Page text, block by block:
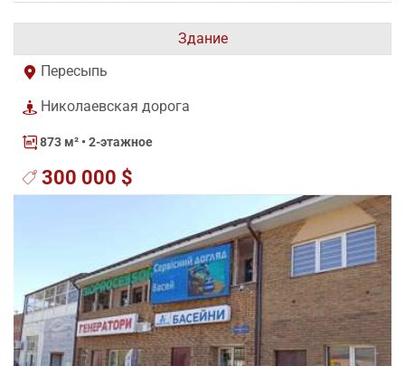
Здание
Пересыпь
Николаевская дорога
873 м² • 2-этажное
300 000 $